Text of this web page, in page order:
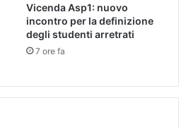
Vicenda Asp1: nuovo
incontro per la definizione
degli studenti arretrati
7 ore fa